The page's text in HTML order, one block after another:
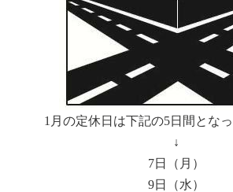
1月の定休日は下記の5日間となっ
↓
7日（月）
9日（水）